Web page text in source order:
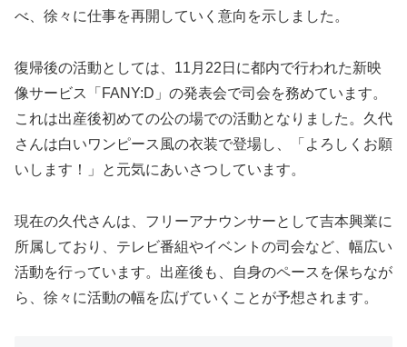
べ、徐々に仕事を再開していく意向を示しました。
復帰後の活動としては、11月22日に都内で行われた新映
像サービス「FANY:D」の発表会で司会を務めています。
これは出産後初めての公の場での活動となりました。久代
さんは白いワンピース風の衣装で登場し、「よろしくお願
いします！」と元気にあいさつしています。
現在の久代さんは、フリーアナウンサーとして吉本興業に
所属しており、テレビ番組やイベントの司会など、幅広い
活動を行っています。出産後も、自身のペースを保ちなが
ら、徐々に活動の幅を広げていくことが予想されます。